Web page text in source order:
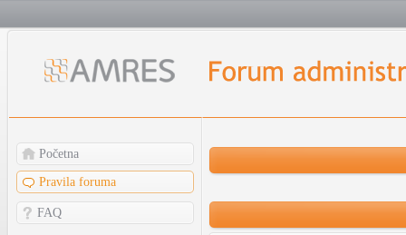
Početna
Pravila foruma
FAQ